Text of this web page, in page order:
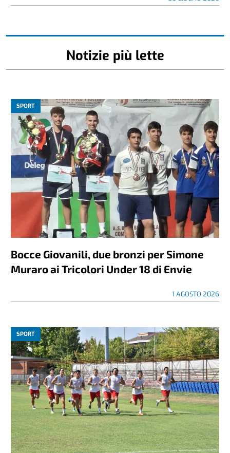
Notizie più lette
SPORT
Bocce Giovanili, due bronzi per Simone
Muraro ai Tricolori Under 18 di Envie
1 AGOSTO 2026
SPORT